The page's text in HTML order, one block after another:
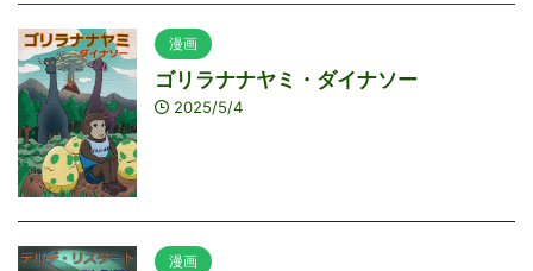
漫画
ゴリラナナヤミ・ダイナソー
2025/5/4
漫画